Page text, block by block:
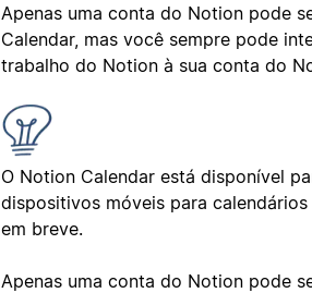
Apenas uma conta do Notion pode
Calendar, mas você sempre pode
trabalho do Notion à sua conta do
O Notion Calendar está disponível
dispositivos móveis para
em breve.
Apenas uma conta do Notion pode